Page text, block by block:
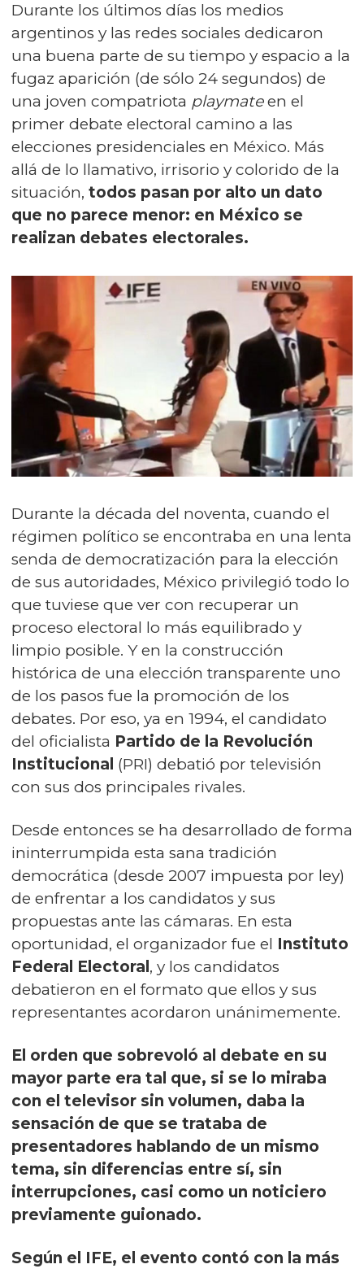
Durante los últimos días los medios
argentinos y las redes sociales dedicaron
una buena parte de su tiempo y espacio a la
fugaz aparición (de sólo 24 segundos) de
una joven compatriota playmateen el
primer debate electoral camino a las
elecciones presidenciales en México. Más
allá de lo llamativo, irrisorio y colorido de la
situación, todos pasan por alto un dato
que no parece menor: en México se
realizan debates electorales.
Durante la década del noventa, cuando el
régimen político se encontraba en una lenta
senda de democratización para la elección
de sus autoridades, México privilegió todo lo
que tuviese que ver con recuperar un
proceso electoral lo más equilibrado y
limpio posible. Y en la construcción
histórica de una elección transparente uno
de los pasos fue la promoción de los
debates. Por eso, ya en 1994, el candidato
del oficialista Partido de la Revolución
Institucional (PRI) debatió por televisión
con sus dos principales rivales.
Desde entonces se ha desarrollado de forma
ininterrumpida esta sana tradición
democrática (desde 2007 impuesta por ley)
de enfrentar a los candidatos y sus
propuestas ante las cámaras. En esta
oportunidad, el organizador fue el Instituto
Federal Electoral , y los candidatos
debatieron en el formato que ellos y sus
representantes acordaron unánimemente.
El orden que sobrevoló al debate en su
mayor parte era tal que, si se lo miraba
con el televisor sin volumen, daba la
sensación de que se trataba de
presentadores hablando de un mismo
tema, sin diferencias entre sí, sin
interrupciones, casi como un noticiero
previamente guionado.
Según el IFE, el evento contó con la más